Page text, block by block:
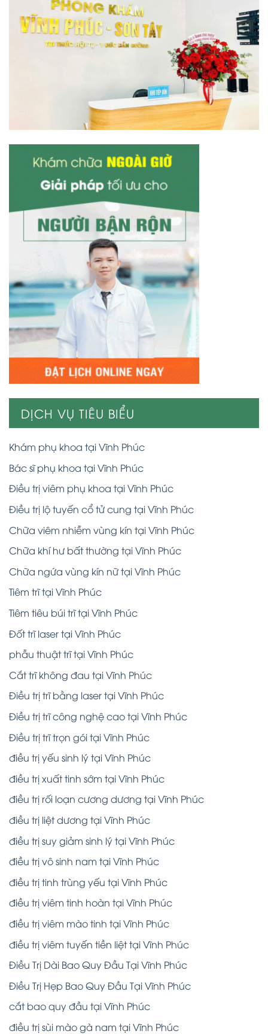
DỊCH VỤ TIÊU BIỂU
Khám phụ khoa tại Vĩnh Phúc
Bác sĩ phụ khoa tại Vĩnh Phúc
Điều trị viêm phụ khoa tại Vĩnh Phúc
Điều trị lộ tuyến cổ tử cung tại Vĩnh Phúc
Chữa viêm nhiễm vùng kín tại Vĩnh Phúc
Chữa khí hư bất thường tại Vĩnh Phúc
Chữa ngứa vùng kín nữ tại Vĩnh Phúc
Tiêm trĩ tại Vĩnh Phúc
Tiêm tiêu búi trĩ tại Vĩnh Phúc
Đốt trĩ laser tại Vĩnh Phúc
phẫu thuật trĩ tại Vĩnh Phúc
Cắt trĩ không đau tại Vĩnh Phúc
Điều trị trĩ bằng laser tại Vĩnh Phúc
Điều trị trĩ công nghệ cao tại Vĩnh Phúc
Điều trị trĩ trọn gói tại Vĩnh Phúc
điều trị yếu sinh lý tại Vĩnh Phúc
điều trị xuất tinh sớm tại Vĩnh Phúc
điều trị rối loạn cương dương tại Vĩnh Phúc
điều trị liệt dương tại Vĩnh Phúc
điều trị suy giảm sinh lý tại Vĩnh Phúc
điều trị vô sinh nam tại Vĩnh Phúc
điều trị tinh trùng yếu tại Vĩnh Phúc
điều trị viêm tinh hoàn tại Vĩnh Phúc
điều trị viêm mào tinh tại Vĩnh Phúc
điều trị viêm tuyến tiền liệt tại Vĩnh Phúc
Điều Trị Dài Bao Quy Đầu Tại Vĩnh Phúc
Điều Trị Hẹp Bao Quy Đầu Tại Vĩnh Phúc
cắt bao quy đầu tại Vĩnh Phúc
điều trị sùi mào gà nam tại Vĩnh Phúc